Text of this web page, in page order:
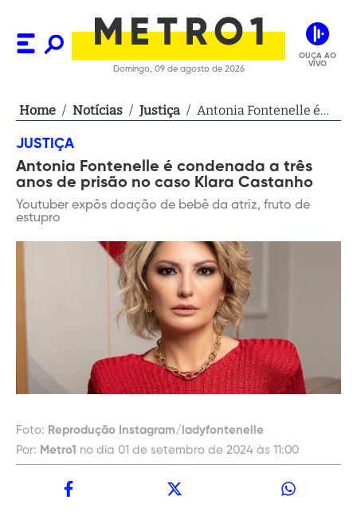
Domingo, 09 de agosto de 2026
OUÇA AO
VIVO
Home / Notícias / Justiça / Antonia Fontenelle é
Castanho
JUSTIÇA
Antonia Fontenelle é condenada a três
anos de prisão no caso Klara Castanho
Youtuber expôs doação de bebê da atriz, fruto de
estupro
Foto: Reprodução Instagram/ladyfontenelle
Por: Metro1 no dia 01 de setembro de 2024 às 11:00